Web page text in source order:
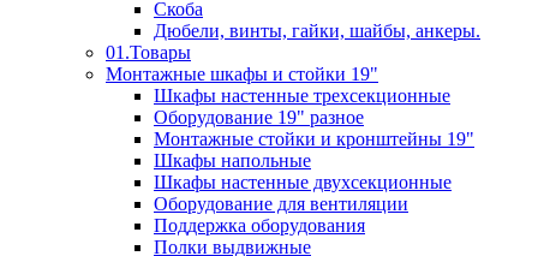
Скоба
Дюбели, винты, гайки, шайбы, анкеры.
01.Товары
Монтажные шкафы и стойки 19"
Шкафы настенные трехсекционные
Оборудование 19" разное
Монтажные стойки и кронштейны 19"
Шкафы напольные
Шкафы настенные двухсекционные
Оборудование для вентиляции
Поддержка оборудования
Полки выдвижные